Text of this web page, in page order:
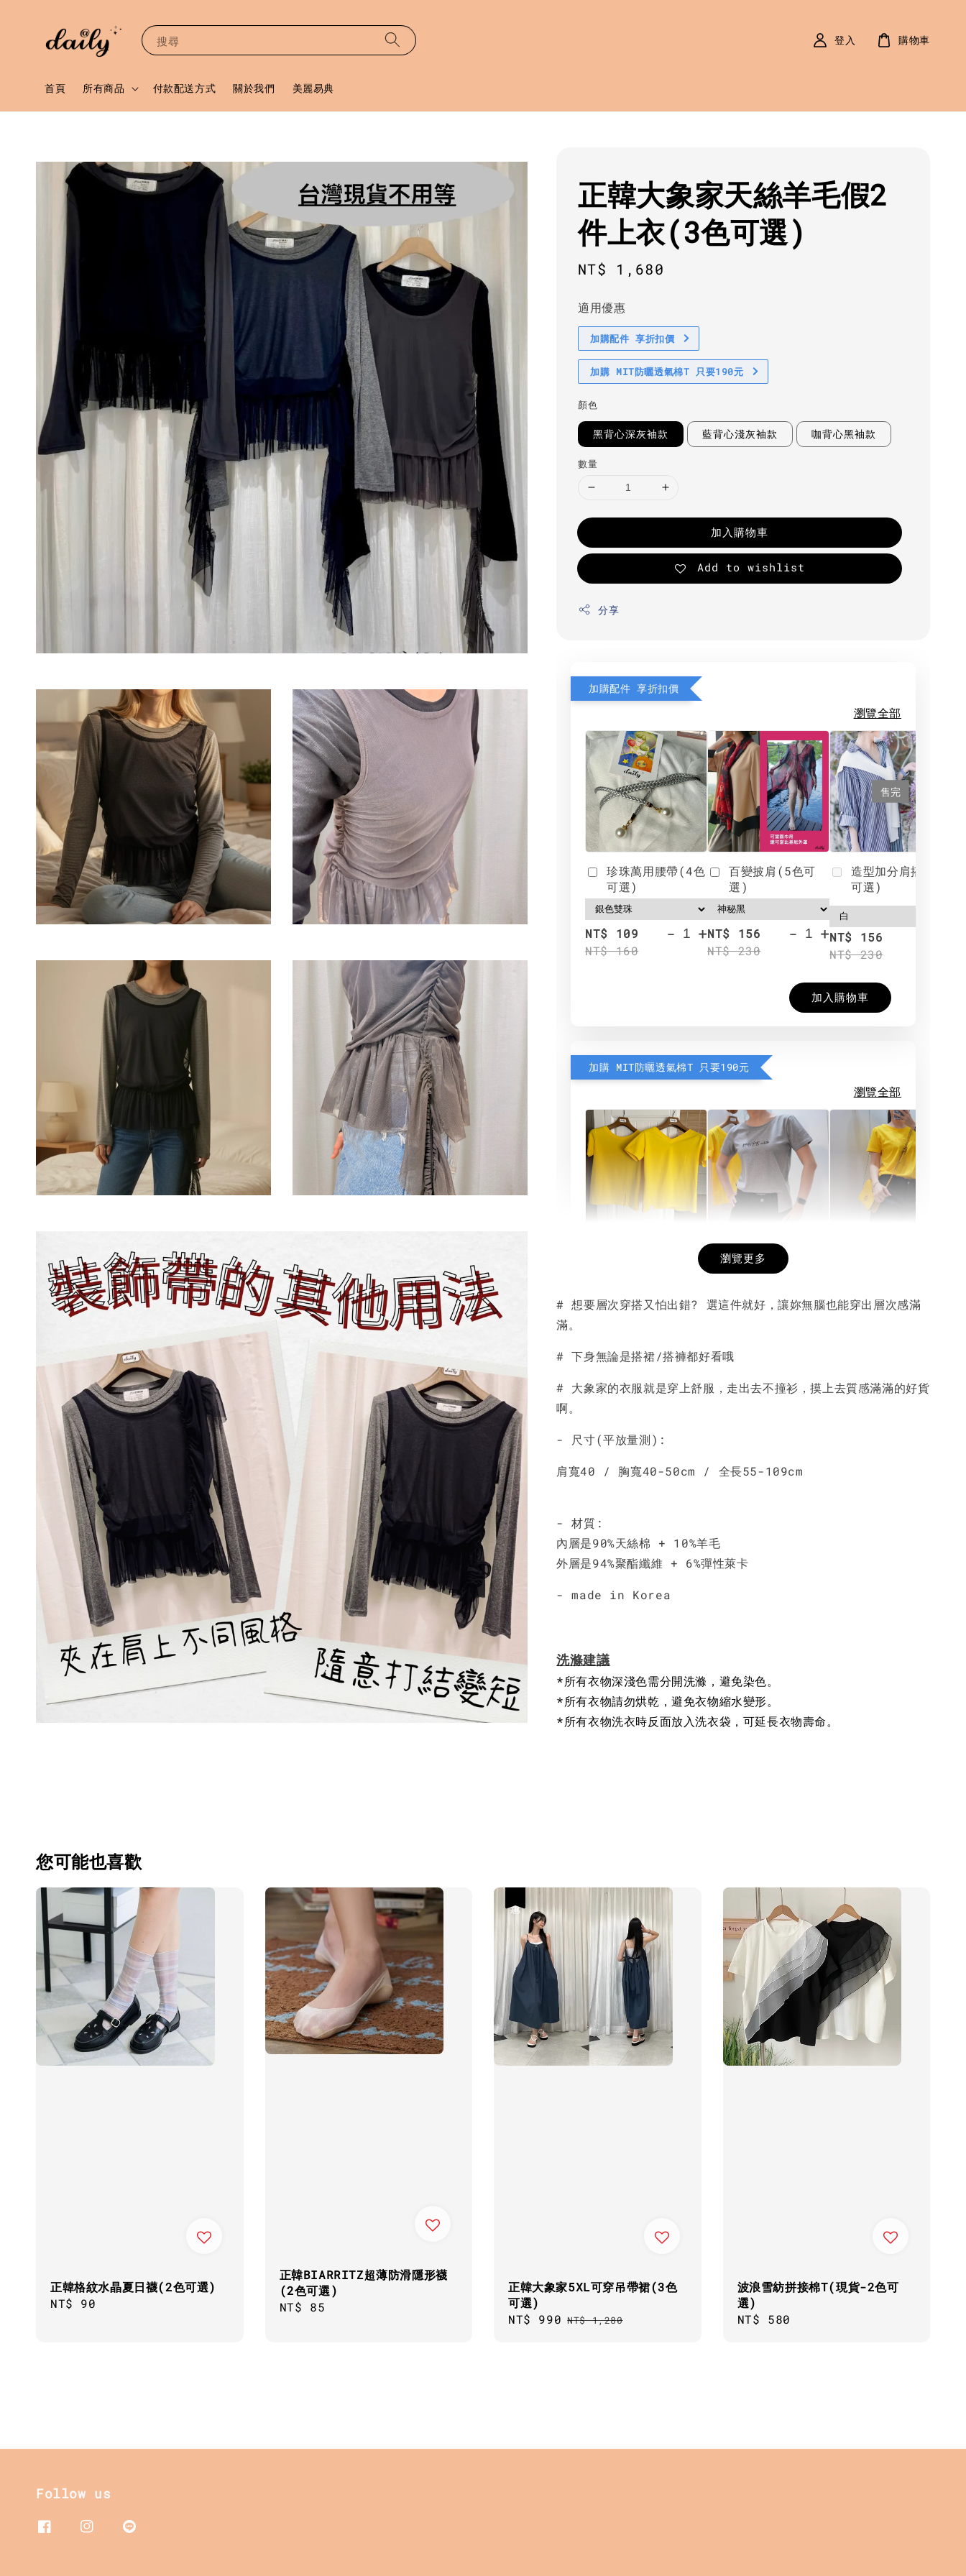
搜尋
首頁 所有商品 付款配送方式 關於我們 美麗易典
登入 購物車
正韓大象家天絲羊毛假2
件上衣(3色可選)
Regular
NT$ 1,680
適用優惠
加購配件 享折扣價
加購 MIT防曬透氣棉T 只要190元
顏色
黑背心深灰袖款 藍背心淺灰袖款 咖背心黑袖款
數量
加入購物車
Add to wishlist
分享
加購配件 享折扣價
瀏覽全部
珍珠萬用腰帶(4色
可選)
NT$ 109
NT$ 160
- +
百變披肩(5色可
選)
NT$ 156
NT$ 230
- +
售完
造型加分肩搭(4色
可選)
NT$ 156
NT$ 230
加入購物車
加購 MIT防曬透氣棉T 只要190元
瀏覽全部
NT$ 190
- +
希望相隨雙面T
NT$ 190
- +NT$ 190
-
瀏覽更多
# 想要層次穿搭又怕出錯? 選這件就好，讓妳無腦也能穿出層次感滿
滿。
# 下身無論是搭裙/搭褲都好看哦
# 大象家的衣服就是穿上舒服，走出去不撞衫，摸上去質感滿滿的好貨
啊。
- 尺寸(平放量測):
肩寬40 / 胸寬40-50cm / 全長55-109cm
- 材質:
內層是90%天絲棉 + 10%羊毛
外層是94%聚酯纖維 + 6%彈性萊卡
- made in Korea
洗滌建議
*所有衣物深淺色需分開洗滌，避免染色。
*所有衣物請勿烘乾，避免衣物縮水變形。
*所有衣物洗衣時反面放入洗衣袋，可延長衣物壽命。
您可能也喜歡
正韓格紋水晶夏日襪(2色可選)
Regular
NT$ 90
正韓BIARRITZ超薄防滑隱形襪
(2色可選)
Regular
NT$ 85
正韓大象家5XL可穿吊帶裙(3色
可選)
Sale
NT$ 990 Regular
NT$ 1,280
波浪雪紡拼接棉T(現貨-2色可
選)
Regular
NT$ 580
Follow us